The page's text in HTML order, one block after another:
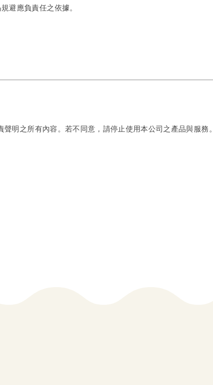
避應負責任之依據。
明之所有內容。若不同意，請停止使用本公司之產品與服務。